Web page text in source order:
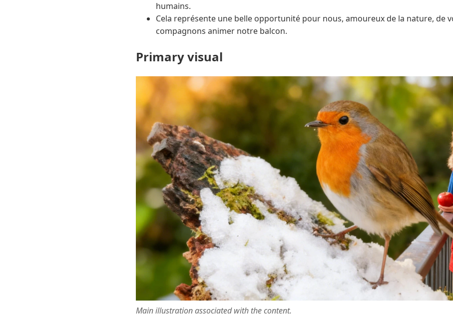
humains.
Cela représente une belle opportunité pour nous, amoureux de la nature, de
compagnons animer notre balcon.
Primary visual
Main illustration associated with the content.